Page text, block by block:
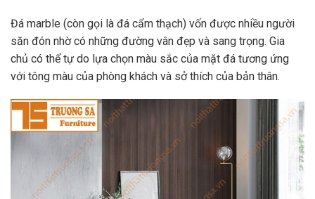
Đá marble (còn gọi là đá cẩm thạch) vốn được nhiều người
săn đón nhờ có những đường vân đẹp và sang trọng. Gia
chủ có thể tự do lựa chọn màu sắc của mặt đá tương ứng
với tông màu của phòng khách và sở thích của bản thân.